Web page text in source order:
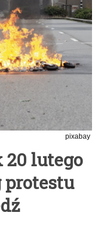
pixabay
20 lutego
protestu